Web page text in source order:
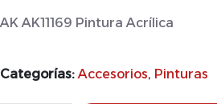
AK AK11169 Pintura Acrílica
Categorías: Accesorios, Pinturas